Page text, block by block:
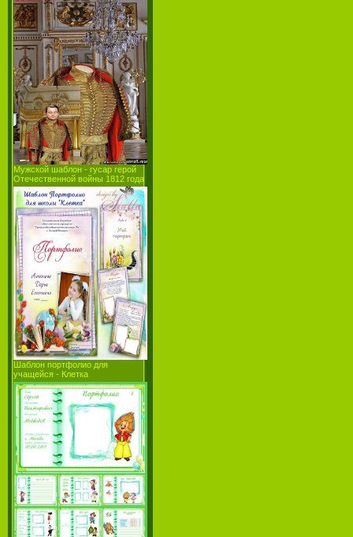
Мужской шаблон - гусар герой
Отечественной войны 1812 года
Шаблон портфолио для
учащейся - Клетка